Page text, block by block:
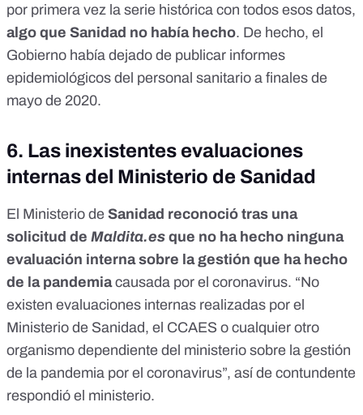
por primera vez la serie histórica con todos esos datos,
algo que Sanidad no había hecho. De hecho, el
Gobierno había dejado de publicar informes
epidemiológicos del personal sanitario a finales de
mayo de 2020.
6. Las inexistentes evaluaciones
internas del Ministerio de Sanidad
El Ministerio de Sanidad reconoció tras una
solicitud de Maldita.es que no ha hecho ninguna
evaluación interna sobre la gestión que ha hecho
de la pandemiacausada por el coronavirus. “No
existen evaluaciones internas realizadas por el
Ministerio de Sanidad, el CCAES o cualquier otro
organismo dependiente del ministerio sobre la gestión
de la pandemia por el coronavirus”, así de contundente
respondió el ministerio.